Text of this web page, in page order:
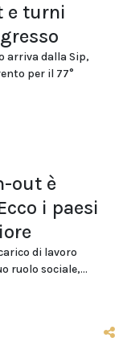
e turni
arriva dalla Sip,
per il 77°
out è
i paesi
di lavoro
ruolo sociale,...